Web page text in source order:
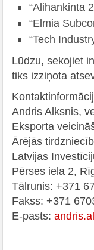
“Alihankinta
“Elmia
“Tech
Lūdzu, sekojiet
tiks izziņota
Andris Alksnis,
Eksporta
Ārējās
Latvijas
Pērses iela 2,
Tālrunis: +371
Fakss: +371
E-pasts: